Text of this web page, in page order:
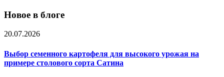
Новое в блоге
20.07.2026
Выбор семенного картофеля для высокого урожая на
примере столового сорта Сатина